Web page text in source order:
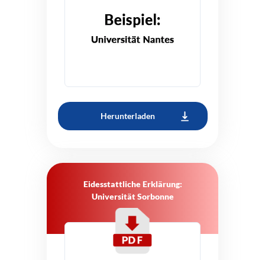
Herunterladen
Eidesstattliche Erklärung:
Universität Sorbonne